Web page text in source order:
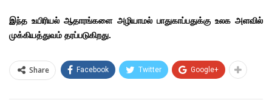
இந்த உயிரியல் ஆதாரங்களை அழியாமல் பாதுகாப்பதுக்கு உலக அளவில்
முக்கியத்துவம் தரப்படுகிறது.
Share Facebook Twitter Google+